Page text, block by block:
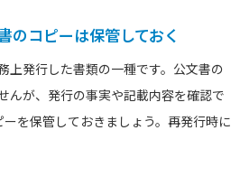
のコピーは保管しておく
上発行した書類の一種です。公文書の
んが、発行の事実や記載内容を確認で
を保管しておきましょう。再発行時に